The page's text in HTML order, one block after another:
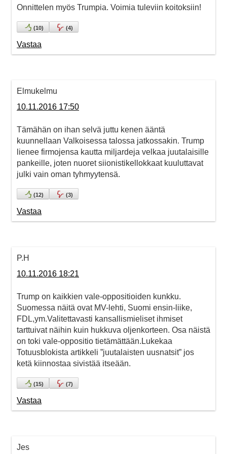
Onnittelen myös Trumpia. Voimia tuleviin koitoksiin!
(10) (4)
Vastaa
Elmukelmu
10.11.2016 17:50
Tämähän on ihan selvä juttu kenen ääntä
kuunnellaan Valkoisessa talossa jatkossakin. Trump
lienee firmojensa kautta miljardeja velkaa juutalaisille
pankeille, joten nuoret siionistikellokkaat kuuluttavat
julki vain oman tyhmyytensä.
(12) (3)
Vastaa
P.H
10.11.2016 18:21
Trump on kaikkien vale-oppositioiden kunkku.
Suomessa näitä ovat MV-lehti, Suomi ensin-liike,
FDL,ym.Valitettavasti kansallismieliset ihmiset
tarttuivat näihin kuin hukkuva oljenkorteen. Osa näistä
on toki vale-oppositio tietämättään.Lukekaa
Totuusblokista artikkeli ”juutalaisten uusnatsit” jos
ketä kiinnostaa sivistää itseään.
(15) (7)
Vastaa
Jes